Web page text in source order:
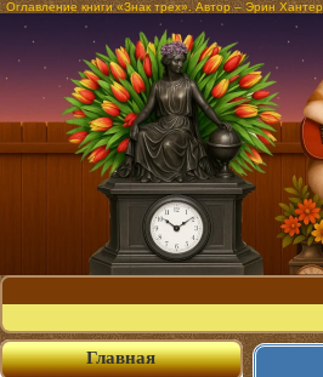
Оглавление книги «Знак трех». Автор – Эрин Хантер
Главная